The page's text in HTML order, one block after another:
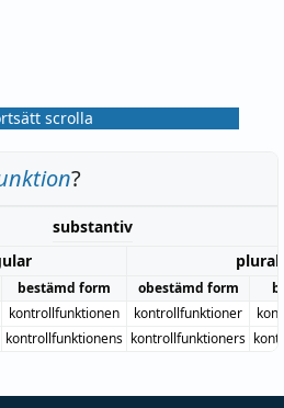
scrolla
?
substantiv
plural
bestämd form obestämd form
kontrollfunktionen kontrollfunktioner
kontrollfunktionens kontrollfunktioners